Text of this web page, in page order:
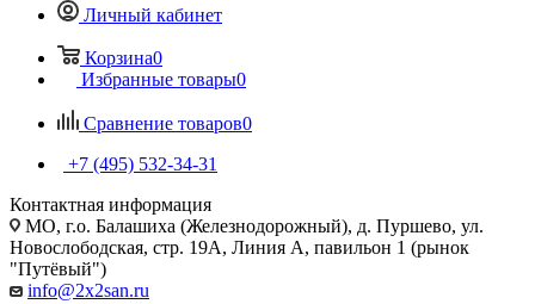
Личный кабинет
Корзина0
Избранные товары0
Сравнение товаров0
+7 (495) 532‑34‑31
Контактная информация
МО, г.о. Балашиха (Железнодорожный), д. Пуршево, ул.
Новослободская, стр. 19А, Линия А, павильон 1 (рынок
"Путёвый")
info@2x2san.ru